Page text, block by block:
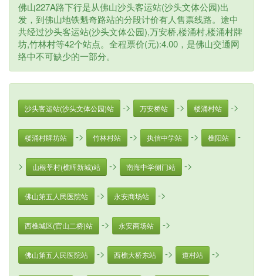
佛山227A路下行是从佛山沙头客运站(沙头文体公园)出
发，到佛山地铁魁奇路站的分段计价有人售票线路。途中
共经过沙头客运站(沙头文体公园),万安桥,楼涌村,楼涌村牌
坊,竹林村等42个站点。全程票价(元):4.00，是佛山交通网
络中不可缺少的一部分。
沙头客运站(沙头文体公园)站 -> 万安桥站 -> 楼涌村站 ->
楼涌村牌坊站 -> 竹林村站 -> 执信中学站 -> 樵阳站 -
> 山根莘村(樵晖新城)站 -> 南海中学侧门站 ->
佛山第五人民医院站 -> 永安商场站 ->
西樵城区(官山二桥)站 -> 永安商场站 ->
佛山第五人民医院站 -> 西樵大桥东站 -> 道村站 ->